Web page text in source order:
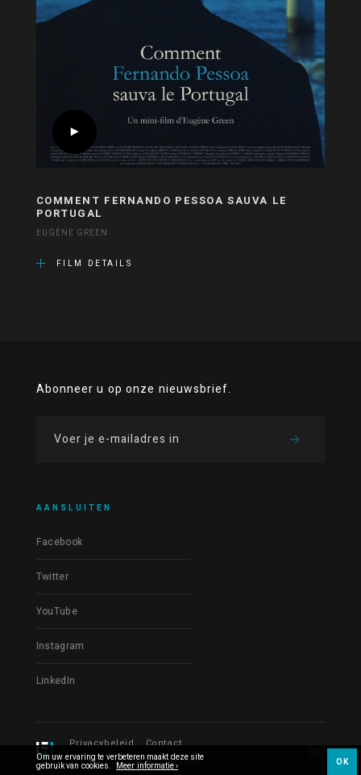
COMMENT FERNANDO PESSOA SAUVA LE
PORTUGAL
EUGÈNE GREEN
FILM DETAILS
Abonneer u op onze nieuwsbrief.
AANSLUITEN
Facebook
Twitter
YouTube
Instagram
LinkedIn
Privacybeleid
Contact
© Les Films du Fleuve 2026
Om uw ervaring te verbeteren maakt deze site
gebruik van cookies. Meer informatie › OK